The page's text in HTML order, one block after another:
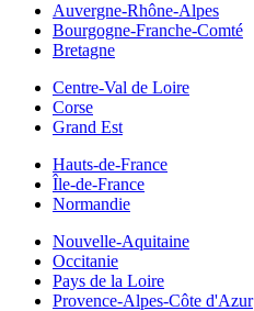
Auvergne-Rhône-Alpes
Bourgogne-Franche-Comté
Bretagne
Centre-Val de Loire
Corse
Grand Est
Hauts-de-France
Île-de-France
Normandie
Nouvelle-Aquitaine
Occitanie
Pays de la Loire
Provence-Alpes-Côte d'Azur